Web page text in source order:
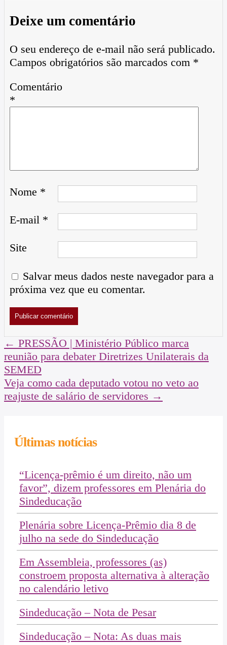
Deixe um comentário
O seu endereço de e-mail não será publicado.
Campos obrigatórios são marcados com *
Comentário
*
Nome *
E-mail *
Site
Salvar meus dados neste navegador para a
próxima vez que eu comentar.
← PRESSÃO | Ministério Público marca
reunião para debater Diretrizes Unilaterais da
SEMED
Veja como cada deputado votou no veto ao
reajuste de salário de servidores →
Últimas notícias
“Licença-prêmio é um direito, não um
favor”, dizem professores em Plenária do
Sindeducação
Plenária sobre Licença-Prêmio dia 8 de
julho na sede do Sindeducação
Em Assembleia, professores (as)
constroem proposta alternativa à alteração
no calendário letivo
Sindeducação – Nota de Pesar
Sindeducação – Nota: As duas mais